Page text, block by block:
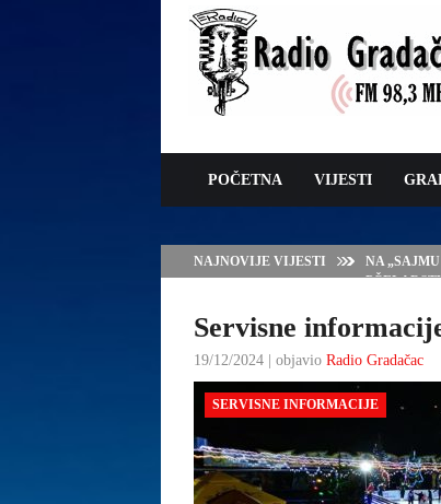
POČETNA VIJESTI
NAJNOVIJE VIJESTI
NA
Servisne
19/12/2024 | objavio Radio Gradačac
SERVISNE INFORMACIJE